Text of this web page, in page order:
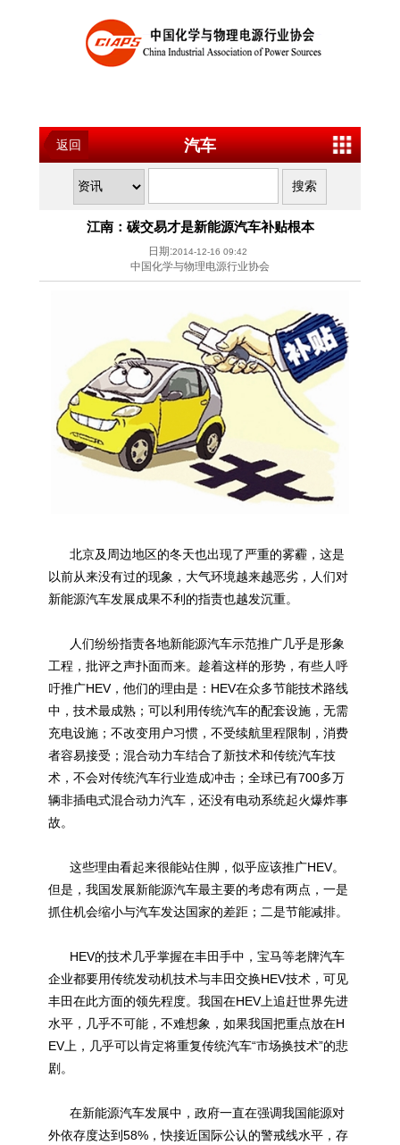
返回 汽车
江南：碳交易才是新能源汽车补贴根本
日期:2014-12-16 09:42
中国化学与物理电源行业协会
北京及周边地区的冬天也出现了严重的雾霾，这是
以前从来没有过的现象，大气环境越来越恶劣，人们对
新能源汽车发展成果不利的指责也越发沉重。
人们纷纷指责各地新能源汽车示范推广几乎是形象
工程，批评之声扑面而来。趁着这样的形势，有些人呼
吁推广HEV，他们的理由是：HEV在众多节能技术路线
中，技术最成熟；可以利用传统汽车的配套设施，无需
充电设施；不改变用户习惯，不受续航里程限制，消费
者容易接受；混合动力车结合了新技术和传统汽车技
术，不会对传统汽车行业造成冲击；全球已有700多万
辆非插电式混合动力汽车，还没有电动系统起火爆炸事
故。
这些理由看起来很能站住脚，似乎应该推广HEV。
但是，我国发展新能源汽车最主要的考虑有两点，一是
抓住机会缩小与汽车发达国家的差距；二是节能减排。
HEV的技术几乎掌握在丰田手中，宝马等老牌汽车
企业都要用传统发动机技术与丰田交换HEV技术，可见
丰田在此方面的领先程度。我国在HEV上追赶世界先进
水平，几乎不可能，不难想象，如果我国把重点放在H
EV上，几乎可以肯定将重复传统汽车“市场换技术”的悲
剧。
在新能源汽车发展中，政府一直在强调我国能源对
外依存度达到58%，快接近国际公认的警戒线水平，存